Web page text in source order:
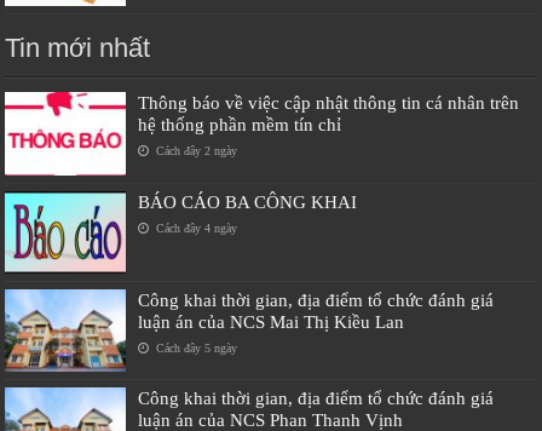
Tin mới nhất
Thông báo về việc cập nhật thông tin cá nhân trên
hệ thống phần mềm tín chỉ
Cách đây 2 ngày
BÁO CÁO BA CÔNG KHAI
Cách đây 4 ngày
Công khai thời gian, địa điểm tổ chức đánh giá
luận án của NCS Mai Thị Kiều Lan
Cách đây 5 ngày
Công khai thời gian, địa điểm tổ chức đánh giá
luận án của NCS Phan Thanh Vịnh